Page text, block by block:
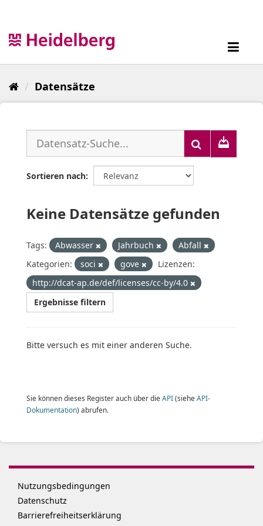
Datensätze
Sortieren nach
Keine Datensätze gefunden
Tags: Abwasser Jahrbuch
Abfall
Kategorien:
soci gove
Lizenzen:
http://dcat-ap.de/def/licenses/cc-by/4.0
Ergebnisse filtern
Bitte versuch es mit einer anderen Suche.
Sie können dieses Register auch über die API(siehe API-
Dokumentation) abrufen.
Nutzungsbedingungen
Datenschutz
Barrierefreiheitserklärung